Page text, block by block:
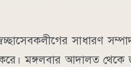
সাধারণ
মঙ্গলবার আদালত থেকে